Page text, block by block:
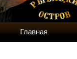
Главная